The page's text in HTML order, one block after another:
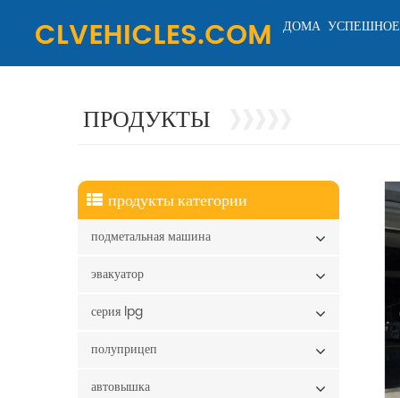
ДОМА
ПРОДУКТЫ
продукты категории
подметальная машина
эвакуатор
серия lpg
полуприцеп
автовышка